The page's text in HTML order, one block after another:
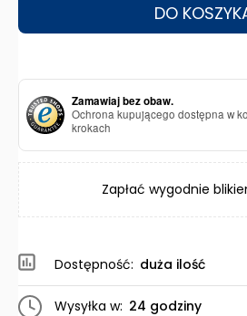
DO
Zamawiaj bez obaw.
Ochrona kupującego dostępna w
krokach
Zapłać wygodnie
Dostępność: duża ilość
Wysyłka w: 24 godziny